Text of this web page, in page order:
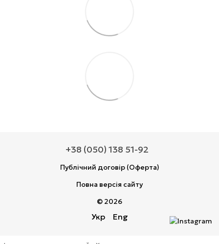
+38 (050) 138 51-92
Публічний договір (Оферта)
Повна версія сайту
© 2026
Укр Eng